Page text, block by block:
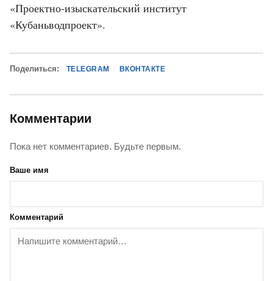
«Проектно-изыскательский институт
«Кубаньводпроект».
Поделиться: TELEGRAM ВКОНТАКТЕ
Комментарии
Пока нет комментариев. Будьте первым.
Ваше имя
Комментарий